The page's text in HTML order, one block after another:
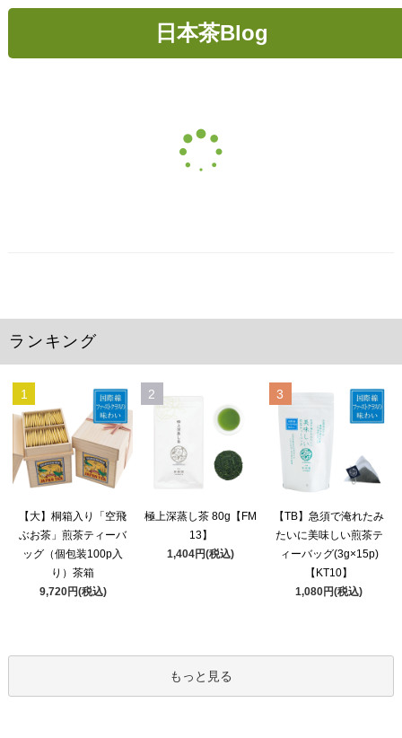
日本茶Blog
ランキング
1
【大】桐箱入り「空飛
ぶお茶」煎茶ティーバ
ッグ（個包装100p入
り）茶箱
9,720円(税込)
2
極上深蒸し茶 80g【FM
13】
1,404円(税込)
3
【TB】急須で淹れたみ
たいに美味しい煎茶テ
ィーバッグ(3g×15p)
【KT10】
1,080円(税込)
もっと見る